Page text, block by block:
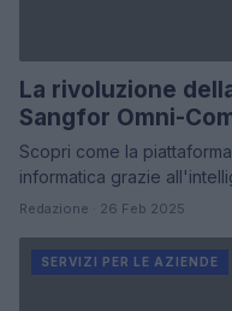
La rivoluzione
Sangfor Omni-
Scopri come la
informatica grazie
Redazione · 26 Feb 2025
SERVIZI PER LE AZIENDE